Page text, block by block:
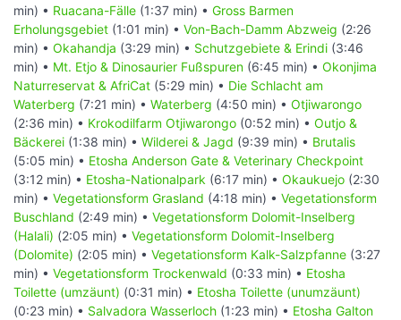
min) • Ruacana-Fälle (1:37 min) • Gross Barmen
Erholungsgebiet (1:01 min) • Von-Bach-Damm Abzweig (2:26
min) • Okahandja (3:29 min) • Schutzgebiete & Erindi (3:46
min) • Mt. Etjo & Dinosaurier Fußspuren (6:45 min) • Okonjima
Naturreservat & AfriCat (5:29 min) • Die Schlacht am
Waterberg (7:21 min) • Waterberg (4:50 min) • Otjiwarongo
(2:36 min) • Krokodilfarm Otjiwarongo (0:52 min) • Outjo &
Bäckerei (1:38 min) • Wilderei & Jagd (9:39 min) • Brutalis
(5:05 min) • Etosha Anderson Gate & Veterinary Checkpoint
(3:12 min) • Etosha-Nationalpark (6:17 min) • Okaukuejo (2:30
min) • Vegetationsform Grasland (4:18 min) • Vegetationsform
Buschland (2:49 min) • Vegetationsform Dolomit-Inselberg
(Halali) (2:05 min) • Vegetationsform Dolomit-Inselberg
(Dolomite) (2:05 min) • Vegetationsform Kalk-Salzpfanne (3:27
min) • Vegetationsform Trockenwald (0:33 min) • Etosha
Toilette (umzäunt) (0:31 min) • Etosha Toilette (unumzäunt)
(0:23 min) • Salvadora Wasserloch (1:23 min) • Etosha Galton